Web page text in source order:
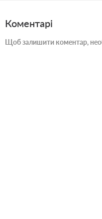
Коментарі
Щоб залишити коментар,